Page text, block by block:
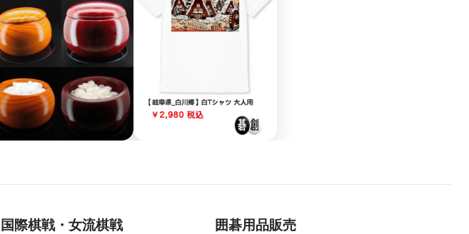
国際棋戦・女流棋戦 囲碁用品販売